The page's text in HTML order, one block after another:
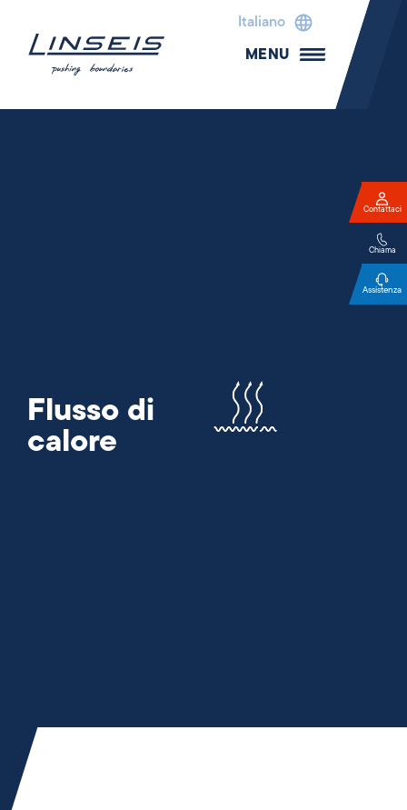
Italiano
MENU
Flusso di
calore
Contattaci
Chiama
Assistenza